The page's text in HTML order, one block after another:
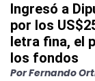
Ingresó a
por los
letra fina, el
los fondos
PorFernando